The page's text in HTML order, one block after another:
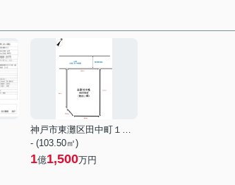
神戸市東灘区田中町１丁目
- (103.50㎡)
1億1,500万円